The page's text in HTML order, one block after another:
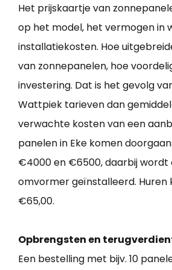
Het prijskaartje van
op het model, het vermogen in
installatiekosten. Hoe
van zonnepanelen, hoe
investering. Dat is het gevolg
Wattpiek tarieven dan
verwachte kosten van een
panelen in Eke komen
€4000 en €6500, daarbij wordt
omvormer geïnstalleerd. Huren
€65,00.
Opbrengsten en
Een bestelling met bijv. 10